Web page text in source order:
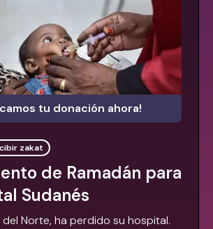
tu donación ahora!
zakat
de Ramadán para
Sudanés
del Norte, ha perdido su hospital.